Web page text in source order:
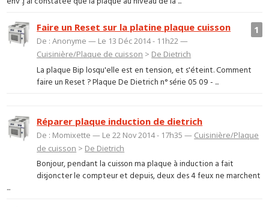
1
Faire un Reset sur la platine plaque cuisson
De : Anonyme — Le 13 Déc 2014 - 11h22 —
Cuisinière/Plaque de cuisson > De Dietrich
La plaque Bip losqu'elle est en tension, et s'éteint. Comment
faire un Reset ? Plaque De Dietrich n° série 05 09 - ...
Réparer plaque induction de dietrich
De : Momixette — Le 22 Nov 2014 - 17h35 — Cuisinière/Plaque
de cuisson > De Dietrich
Bonjour, pendant la cuisson ma plaque à induction a fait
disjoncter le compteur et depuis, deux des 4 feux ne marchent
...